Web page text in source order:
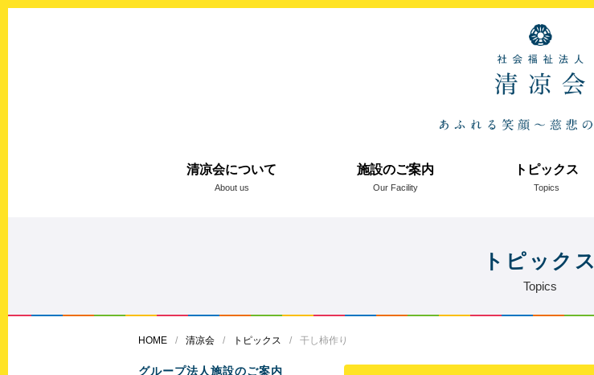
清凉会について
About us
施設のご案内
Our Facility
トピックス
Topics
トピックス
Topics
HOME 清凉会 トピックス 干し柿作り
グループ法人施設のご案内